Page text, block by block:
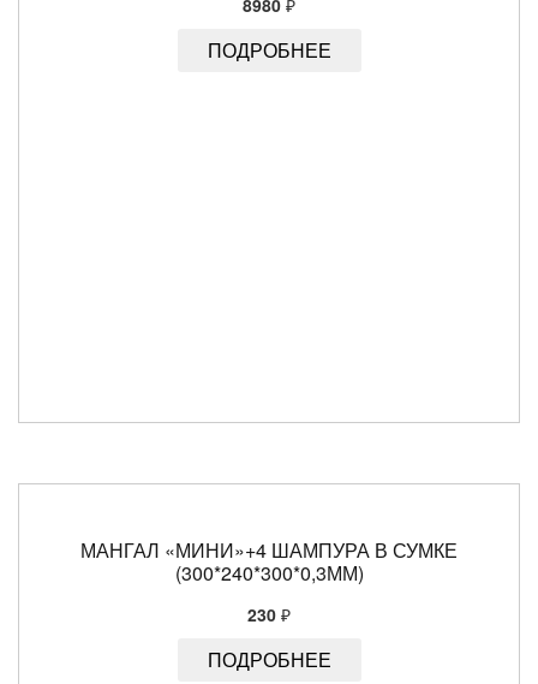
8980 ₽
ПОДРОБНЕЕ
МАНГАЛ «МИНИ»+4 ШАМПУРА В СУМКЕ
(300*240*300*0,3ММ)
230 ₽
ПОДРОБНЕЕ